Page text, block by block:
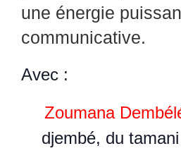
une énergie
communicative.
Avec :
Zoumana
djembé, du tamani